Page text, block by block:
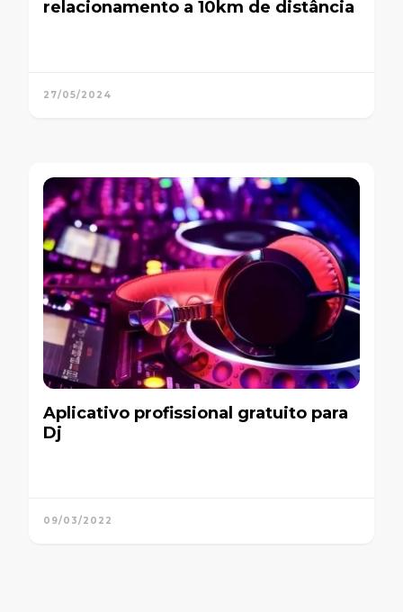
relacionamento a 10km de distância
27/05/2024
Aplicativo profissional gratuito para
Dj
09/03/2022